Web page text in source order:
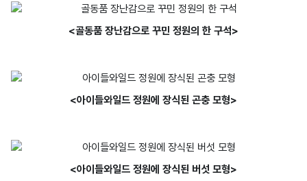
<골동품 장난감으로 꾸민 정원의 한 구석>
<아이들와일드 정원에 장식된 곤충 모형>
<아이들와일드 정원에 장식된 버섯 모형>